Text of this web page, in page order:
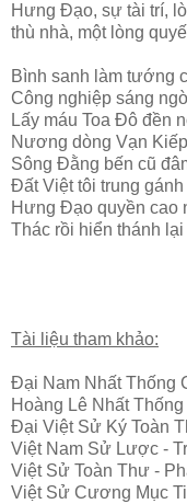
Hưng Đạo, sự tài trí,
thù nhà, một lòng
Bình sanh làm tướng
Công nghiệp sáng
Lấy máu Toa Đô đền
Nương dòng Vạn
Sông Đằng bến cũ
Đất Việt tôi trung gánh
Hưng Đạo quyền cao
Thác rồi hiển thánh lại
Tài liệu tham khảo:
Đại Nam Nhất Thống
Hoàng Lê Nhất
Đại Việt Sử Ký Toàn
Việt Nam Sử Lược -
Việt Sử Toàn Thư -
Việt Sử Cương Mục